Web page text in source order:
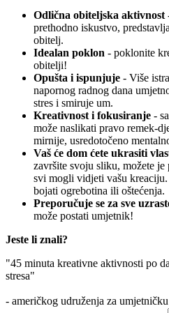
Odlična obiteljska aktivnost
prethodno iskustvo,
obitelj.
Idealan poklon - poklonite
obitelji!
Opušta i ispunjuje - Više
napornog radnog dana
stres i smiruje um.
Kreativnost i fokusiranje -
može naslikati pravo remek-
mirnije, usredotočeno
Vaš će dom ćete ukrasiti
završite svoju sliku, možete
svi mogli vidjeti vašu kreaciju.
bojati ogrebotina ili oštećenja.
Preporučuje se za sve
može postati umjetnik!
Jeste li znali?
"45 minuta kreativne aktivnosti po
stresa"
- američkog udruženja za